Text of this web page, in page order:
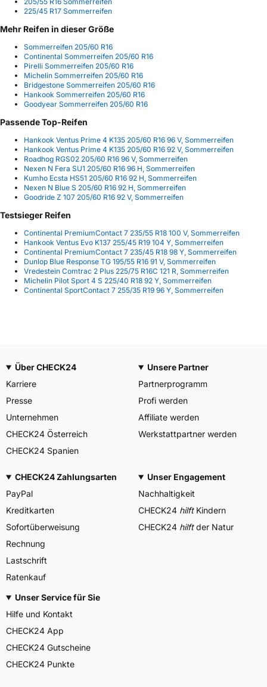
225/45 R17 Sommerreifen
Mehr Reifen in dieser Größe
Sommerreifen 205/60 R16
Continental Sommerreifen 205/60 R16
Pirelli Sommerreifen 205/60 R16
Michelin Sommerreifen 205/60 R16
Bridgestone Sommerreifen 205/60 R16
Hankook Sommerreifen 205/60 R16
Goodyear Sommerreifen 205/60 R16
Passende Top-Reifen
Hankook Ventus Prime 4 K135 205/60 R16 96 V, Sommerreifen
Hankook Ventus Prime 4 K135 205/60 R16 92 V, Sommerreifen
Roadhog RGS02 205/60 R16 96 V, Sommerreifen
Nexen N Fera SU1 205/60 R16 96 H, Sommerreifen
Kumho Ecsta HS51 205/60 R16 92 H, Sommerreifen
Nexen N Blue S 205/60 R16 92 H, Sommerreifen
Goodride Z 107 205/60 R16 92 V, Sommerreifen
Testsieger Reifen
Continental PremiumContact 7 235/55 R18 100 V, Sommerreifen
Hankook Ventus Evo K137 255/45 R19 104 Y, Sommerreifen
Continental PremiumContact 7 235/45 R18 98 Y, Sommerreifen
Dunlop Blue Response TG 195/55 R16 91 V, Sommerreifen
Vredestein Comtrac 2 Plus 225/75 R16C 121 R, Sommerreifen
Michelin Pilot Sport 4 S 225/40 R18 92 Y, Sommerreifen
Continental SportContact 7 255/35 R19 96 Y, Sommerreifen
Über CHECK24
Karriere
Presse
Unternehmen
CHECK24 Österreich
CHECK24 Spanien
Unsere Partner
Partnerprogramm
Profi werden
Affiliate werden
Werkstattpartner werden
CHECK24 Zahlungsarten
PayPal
Kreditkarten
Sofortüberweisung
Rechnung
Lastschrift
Ratenkauf
Unser Engagement
Nachhaltigkeit
CHECK24 hilftKindern
CHECK24 hilftder Natur
Unser Service für Sie
Hilfe und Kontakt
CHECK24 App
CHECK24 Gutscheine
CHECK24 Punkte